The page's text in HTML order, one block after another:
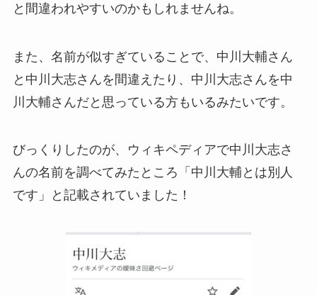
と間違われやすいのかもしれませんね。
また、名前が似すぎていることで、中川大輔さん
と中川大志さんを間違えたり、中川大志さんを中
川大輔さんだと思っている方もいるみたいです。
びっくりしたのが、ウィキペディアで中川大志さ
んの名前を調べてみたところ「中川大輔とは別人
です」と記載されていました！